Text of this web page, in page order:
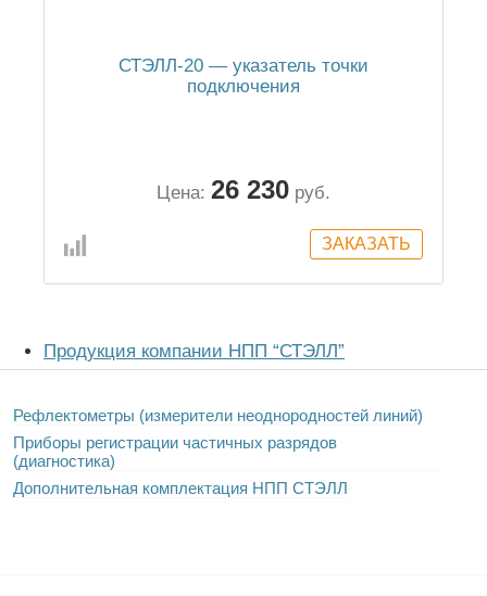
СТЭЛЛ-20 — указатель точки
подключения
Цена: 26 230 руб.
Продукция компании НПП “СТЭЛЛ”
Рефлектометры (измерители неоднородностей линий)
Приборы регистрации частичных разрядов
(диагностика)
Дополнительная комплектация НПП СТЭЛЛ